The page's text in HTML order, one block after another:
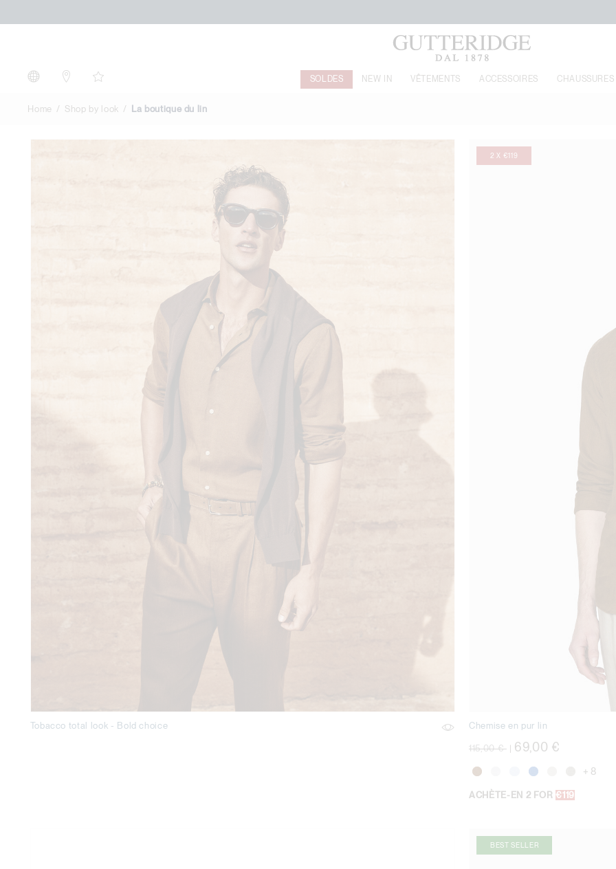
SOLDES NEW IN VÊTEMENTS ACCESSOIRES CHAUSSURES
Home Shop by look La boutique du lin
Tobacco total look - Bold choice
2 X €119
Chemise en pur lin
Prix réduit de
115,00 € à| 69,00 €
+ 8
ACHÈTE-EN 2 FOR €119
BEST SELLER